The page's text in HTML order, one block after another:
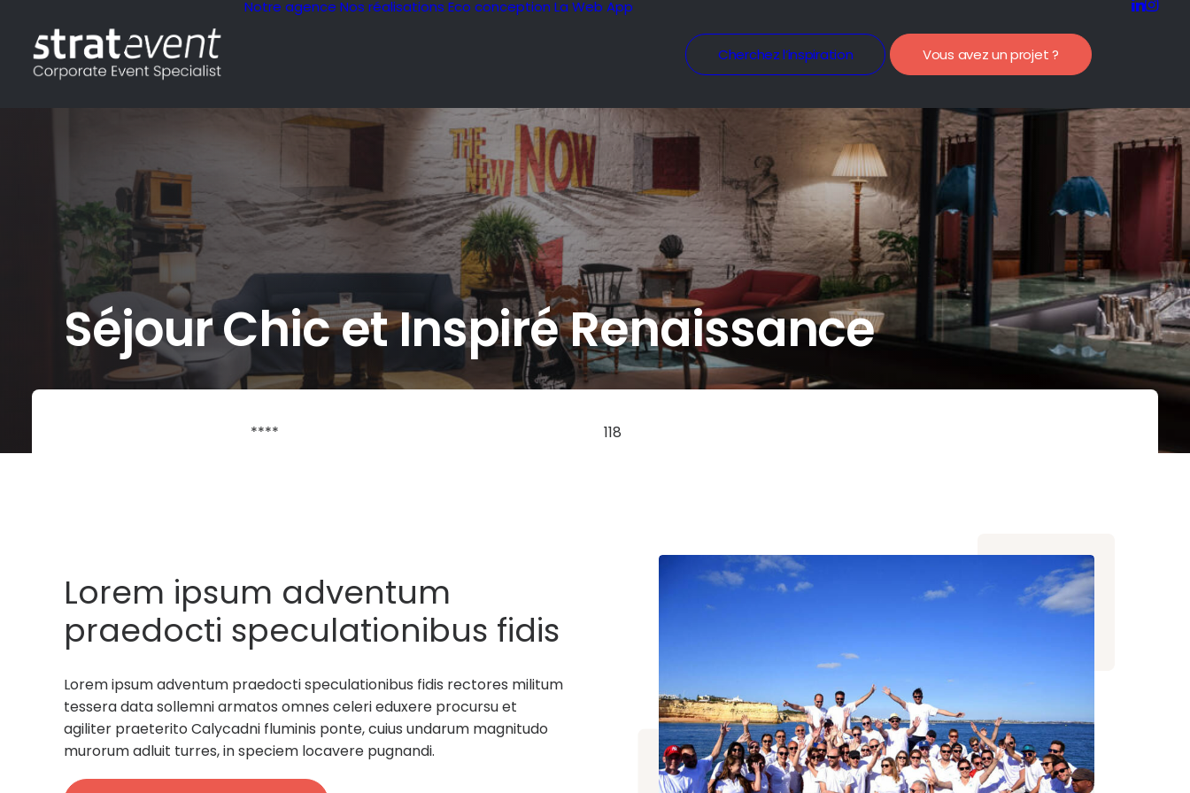
Notre agence Nos réalisations Eco conception La Web App
Cherchez l’inspiration Vous avez un projet ?
Séjour Chic et Inspiré Renaissance
**** 118
Lorem ipsum adventum
praedocti speculationibus fidis
rectores militum tessera data
sollemni armatos.
Lorem ipsum adventum praedocti speculationibus fidis rectores militum
tessera data sollemni armatos omnes celeri eduxere procursu et
agiliter praeterito Calycadni fluminis ponte, cuius undarum magnitudo
murorum adluit turres, in speciem locavere pugnandi.